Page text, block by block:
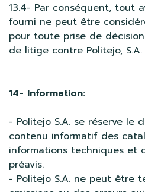
13.4- Par conséquent, tout
fourni ne peut être
pour toute prise de
de litige contre Politejo, S.A.
14- Information:
- Politejo S.A. se réserve le
contenu informatif des
informations techniques et
préavis.
- Politejo S.A. ne peut être